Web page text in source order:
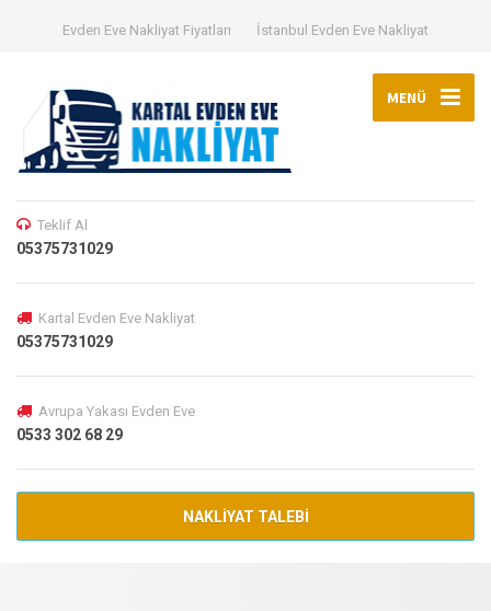
Evden Eve Nakliyat Fiyatları İstanbul Evden Eve Nakliyat
MENÜ
Teklif Al
05375731029
Kartal Evden Eve Nakliyat
05375731029
Avrupa Yakası Evden Eve
0533 302 68 29
NAKLİYAT TALEBİ